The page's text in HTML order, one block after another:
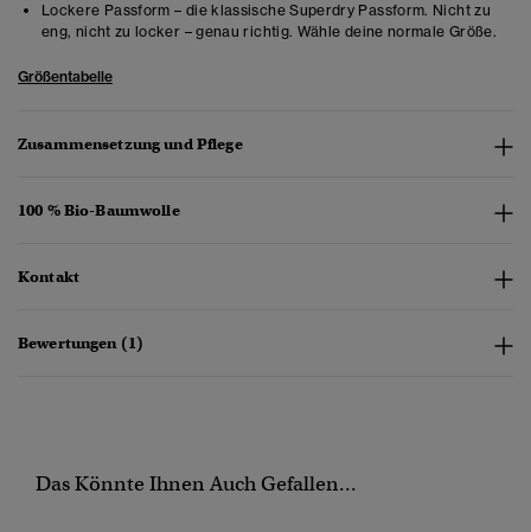
Lockere Passform – die klassische Superdry Passform. Nicht zu
eng, nicht zu locker – genau richtig. Wähle deine normale Größe.
Größentabelle
Zusammensetzung und Pflege
100 % Bio-Baumwolle
Kontakt
Bewertungen (1)
Das Könnte Ihnen Auch Gefallen...